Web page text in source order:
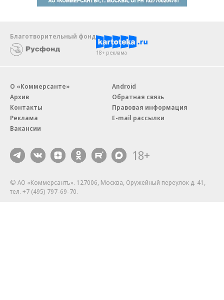
Благотворительный фонд
18+ реклама
О «Коммерсанте»
Архив
Контакты
Реклама
Вакансии
Android
Обратная связь
Правовая информация
E-mail рассылки
18+
© АО «Коммерсантъ». 127006, Москва, Оружейный переулок д. 41,
тел. +7 (495) 797-69-70.